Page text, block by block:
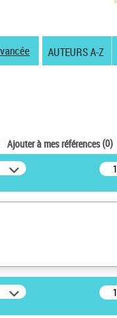
AUTEURS A-Z
Ajouter à mes références(0)